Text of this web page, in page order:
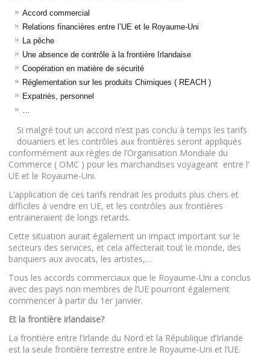
Accord commercial
Relations financières entre l’UE et le Royaume-Uni
La pêche
Une absence de contrôle à la frontière Irlandaise
Coopération en matière de sécurité
Réglementation sur les produits Chimiques ( REACH )
Expatriés, personnel
Si malgré tout un accord n’est pas conclu à temps les tarifs
douaniers et les contrôles aux frontières seront appliqués
conformément aux règles de l’Organisation Mondiale du
Commerce ( OMC ) pour les marchandises voyageant entre l’
UE et le Royaume-Uni.
L’application de ces tarifs rendrait les produits plus chers et
difficiles à vendre en UE, et les contrôles aux frontières
entraineraient de longs retards.
Cette situation aurait également un impact important sur le
secteurs des services, et cela affecterait tout le monde, des
banquiers aux avocats, les artistes,…
Tous les accords commerciaux que le Royaume-Uni a conclus
avec des pays non membres de l’UE pourront également
commencer à partir du 1er janvier.
Et la frontière irlandaise?
La frontière entre l’Irlande du Nord et la République d’Irlande
est la seule frontière terrestre entre le Royaume-Uni et l’UE.